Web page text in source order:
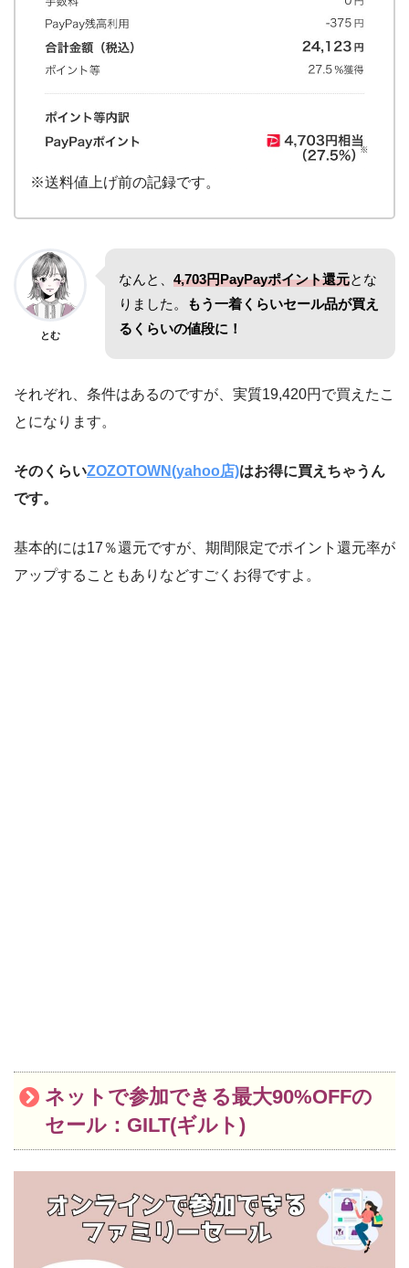
※送料値上げ前の記録です。
とむ
なんと、 4,703円PayPayポイント還元とな
りました。
もう一着くらいセール品が買え
るくらいの値段に！
それぞれ、条件はあるのですが、実質19,420円で買えたこ
とになります。
そのくらいZOZOTOWN(yahoo店)はお得に買えちゃうん
です。
基本的には17％還元ですが、期間限定でポイント還元率が
アップすることもありなどすごくお得ですよ。
ネットで参加できる最大90%OFFの
セール：GILT(ギルト)